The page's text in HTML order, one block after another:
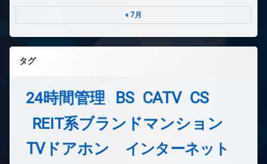
« 7月
タグ
24時間管理 BS CATV CS
REIT系ブランドマンション
TVドアホン インターネット